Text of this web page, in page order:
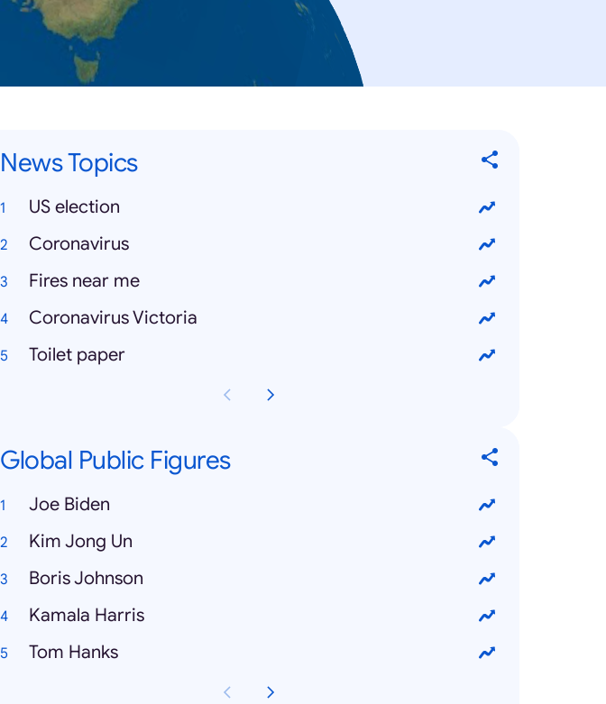
News Topics
US election
Coronavirus
Fires near me
Coronavirus Victoria
Toilet paper
Global Public Figures
Joe Biden
Kim Jong Un
Boris Johnson
Kamala Harris
Tom Hanks